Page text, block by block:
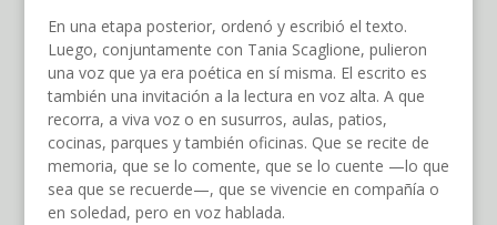
En una etapa posterior, ordenó y escribió el texto.
Luego, conjuntamente con Tania Scaglione, pulieron
una voz que ya era poética en sí misma. El escrito es
también una invitación a la lectura en voz alta. A que
recorra, a viva voz o en susurros, aulas, patios,
cocinas, parques y también oficinas. Que se recite de
memoria, que se lo comente, que se lo cuente —lo que
sea que se recuerde—, que se vivencie en compañía o
en soledad, pero en voz hablada.